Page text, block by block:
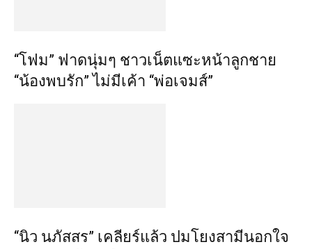
“โฟม” ฟาดนุ่มๆ ชาวเน็ตแซะหน้าลูกชาย
“น้องพบรัก” ไม่มีเค้า “พ่อเจมส์”
“นิว นภัสสร” เคลียร์แล้ว ปมโยงสามีนอกใจ